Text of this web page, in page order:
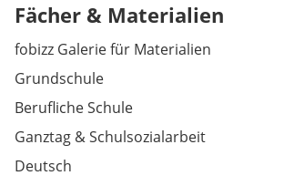
Fächer & Materialien
fobizz Galerie für Materialien
Grundschule
Berufliche Schule
Ganztag & Schulsozialarbeit
Deutsch